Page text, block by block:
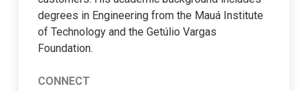
degrees in Engineering from the Mauá Institute
of Technology and the Getúlio Vargas
Foundation.
CONNECT